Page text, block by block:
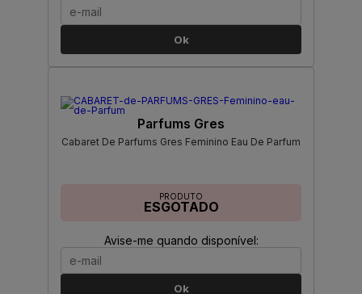
Ok
Parfums Gres
Cabaret De Parfums Gres Feminino Eau De Parfum
PRODUTO
ESGOTADO
Avise-me quando disponível:
Ok